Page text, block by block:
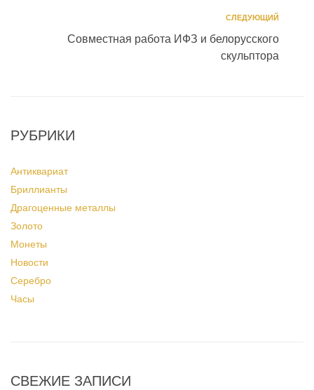
СЛЕДУЮЩИЙ
Совместная работа ИФЗ и белорусского
скульптора
РУБРИКИ
Антиквариат
Бриллианты
Драгоценные металлы
Золото
Монеты
Новости
Серебро
Часы
СВЕЖИЕ ЗАПИСИ